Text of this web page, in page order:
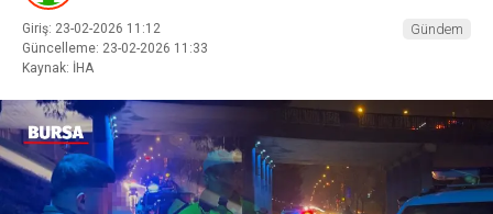
Giriş: 23-02-2026 11:12
Güncelleme: 23-02-2026 11:33
Kaynak: İHA
Gündem